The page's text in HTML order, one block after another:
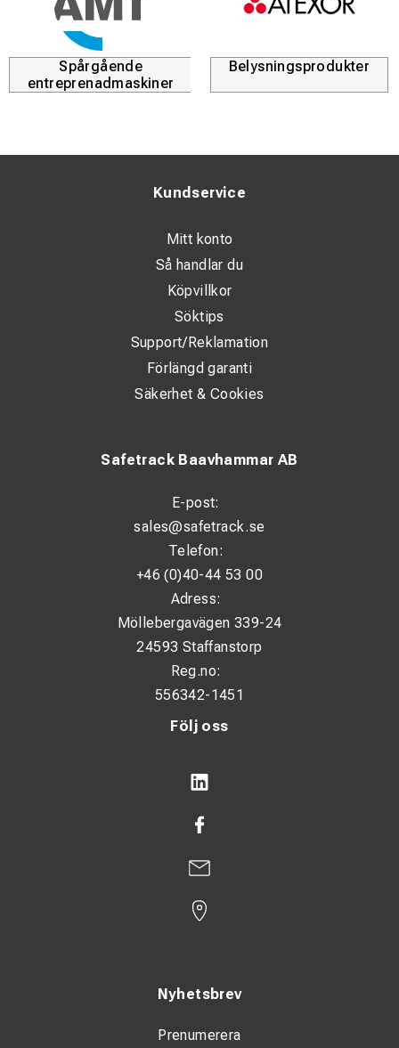
Spårgående
entreprenadmaskiner
Belysningsprodukter
Följ oss
Nyhetsbrev
Prenumerera
Safetrack Baavhammar AB
E-post:
sales@safetrack.se
Telefon:
+46 (0)40-44 53 00
Adress:
Möllebergavägen 339-24
24593 Staffanstorp
Reg.no:
556342-1451
Kundservice
Mitt konto
Så handlar du
Köpvillkor
Söktips
Support/Reklamation
Förlängd garanti
Säkerhet & Cookies